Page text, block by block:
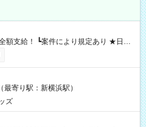
いたその日に現金GET♪ お仕事後はコ
落とせます！ 【試用期間】試
寄り駅：新横浜駅）
ズ